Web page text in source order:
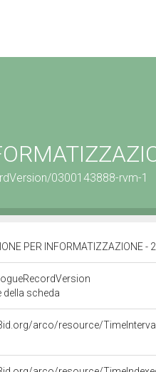
0300143888-rvm-1
PER INFORMATIZZAZIONE -
della scheda
arco/resource/